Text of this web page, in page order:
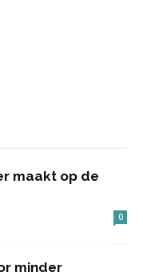
maakt op de
0
minder